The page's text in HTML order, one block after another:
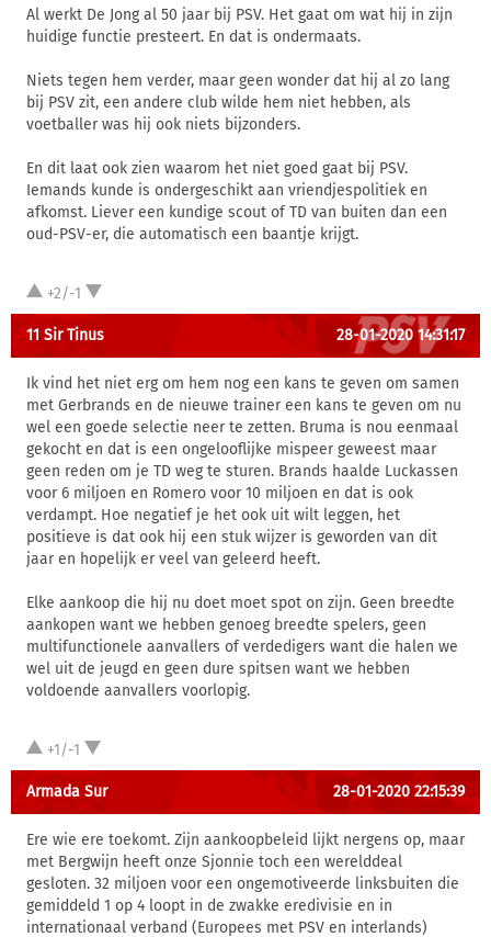
Al werkt De Jong al 50 jaar bij PSV. Het gaat om wat hij in zijn
huidige functie presteert. En dat is ondermaats.
Niets tegen hem verder, maar geen wonder dat hij al zo lang
bij PSV zit, een andere club wilde hem niet hebben, als
voetballer was hij ook niets bijzonders.
En dit laat ook zien waarom het niet goed gaat bij PSV.
Iemands kunde is ondergeschikt aan vriendjespolitiek en
afkomst. Liever een kundige scout of TD van buiten dan een
oud-PSV-er, die automatisch een baantje krijgt.
+2/-1
11 Sir Tinus 28-01-2020 14:31:17
Ik vind het niet erg om hem nog een kans te geven om samen
met Gerbrands en de nieuwe trainer een kans te geven om nu
wel een goede selectie neer te zetten. Bruma is nou eenmaal
gekocht en dat is een ongelooflijke mispeer geweest maar
geen reden om je TD weg te sturen. Brands haalde Luckassen
voor 6 miljoen en Romero voor 10 miljoen en dat is ook
verdampt. Hoe negatief je het ook uit wilt leggen, het
positieve is dat ook hij een stuk wijzer is geworden van dit
jaar en hopelijk er veel van geleerd heeft.
Elke aankoop die hij nu doet moet spot on zijn. Geen breedte
aankopen want we hebben genoeg breedte spelers, geen
multifunctionele aanvallers of verdedigers want die halen we
wel uit de jeugd en geen dure spitsen want we hebben
voldoende aanvallers voorlopig.
+1/-1
Armada Sur 28-01-2020 22:15:39
Ere wie ere toekomt. Zijn aankoopbeleid lijkt nergens op, maar
met Bergwijn heeft onze Sjonnie toch een werelddeal
gesloten. 32 miljoen voor een ongemotiveerde linksbuiten die
gemiddeld 1 op 4 loopt in de zwakke eredivisie en in
internationaal verband (Europees met PSV en interlands)